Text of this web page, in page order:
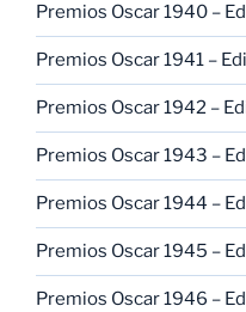
Premios Oscar 1940 –
Premios Oscar 1941 –
Premios Oscar 1942 –
Premios Oscar 1943 –
Premios Oscar 1944 –
Premios Oscar 1945 –
Premios Oscar 1946 –